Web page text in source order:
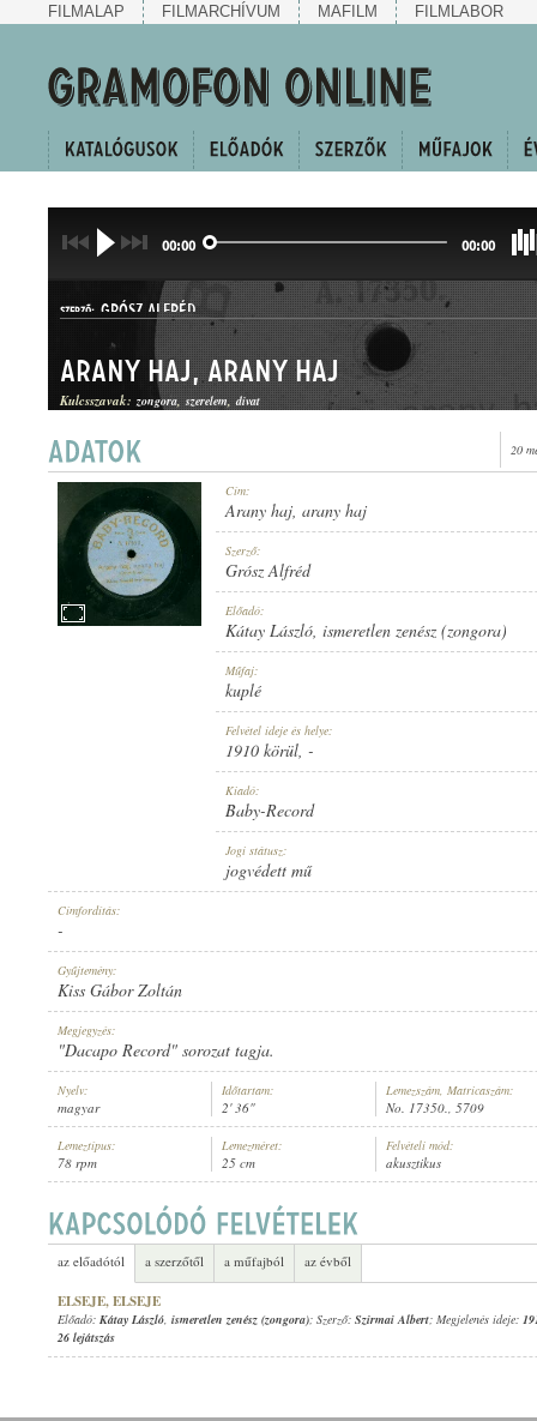
FILMALAP FILMARCHÍVUM MAFILM FILMLABOR
00:00 00:00
KÁTAY LÁSZLÓ, ISMERETLEN ZENÉSZ (ZONGORA)
SZERZŐ: GRÓSZ ALFRÉD
KUPLÉ
LEMEZSZÁM:
Arany haj, arany haj
Kulcsszavak: zongora szerelem divat
20
Cím:
Arany haj, arany haj
Szerző:
Grósz Alfréd
Előadó:
Kátay László, ismeretlen zenész (zongora)
Műfaj:
kuplé
Felvétel ideje és helye:
1910 körül, -
Kiadó:
Baby-Record
Jogi státusz:
jogvédett mű
Címfordítás:
-
Gyűjtemény:
Kiss Gábor Zoltán
Megjegyzés:
"Dacapo Record" sorozat tagja.
Nyelv:
magyar
Időtartam:
2' 36"
Lemezszám, Matricaszám:
No. 17350., 5709
Lemeztípus:
78 rpm
Lemezméret:
25 cm
Felvételi mód:
akusztikus
az előadótól a szerzőtől a műfajból az évből
ELSEJE, ELSEJE
Előadó: Kátay László, ismeretlen zenész (zongora); Szerző: Szirmai Albert; Megjelenés ideje:
26 lejátszás